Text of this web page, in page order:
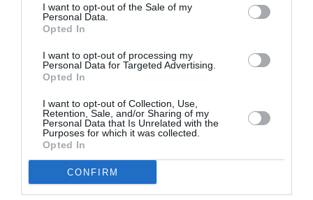
I want to opt-out of the Sale of my
Personal Data.
Opted In
I want to opt-out of processing my
Personal Data for Targeted Advertising.
Opted In
I want to opt-out of Collection, Use,
Retention, Sale, and/or Sharing of my
Personal Data that Is Unrelated with the
Purposes for which it was collected.
Opted In
CONFIRM
την Τέχνη και τον Πολιτισμό!
Ακολουθήστε το Culturenow.gr
Σχετικά Άρθρα